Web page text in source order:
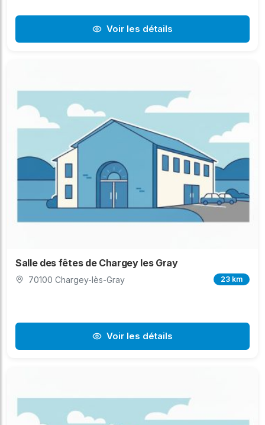
Voir les détails
Salle des fêtes de Chargey les Gray
70100 Chargey-lès-Gray 23 km
Voir les détails